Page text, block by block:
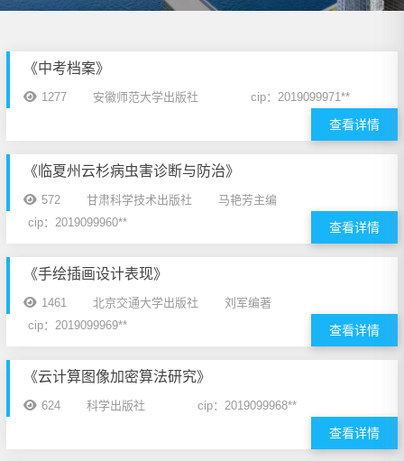
《中考档案》
1277 安徽师范大学出版社 cip：2019099971**
查看详情
《临夏州云杉病虫害诊断与防治》
572 甘肃科学技术出版社
马艳芳主编
cip：2019099960**
查看详情
《手绘插画设计表现》
1461 北京交通大学出版社
刘军编著
cip：2019099969**
查看详情
《云计算图像加密算法研究》
624 科学出版社 cip：2019099968**
查看详情